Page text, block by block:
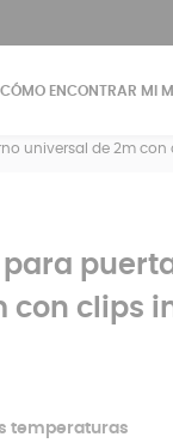
CÓMO ENCONTRAR MI
universal de 2m
con clips
temperaturas